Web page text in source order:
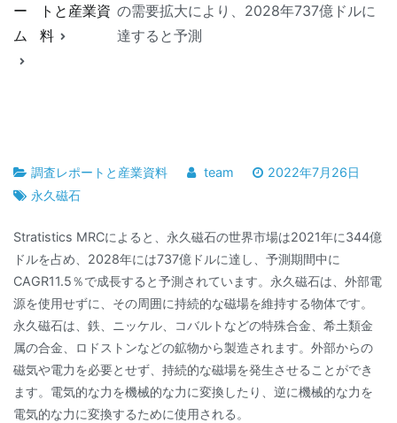
ー
ム
トと産業資
料
の需要拡大により、2028年737億ドルに
達すると予測
調査レポートと産業資料 team
2022年7月26日
永久磁石
Stratistics MRCによると、永久磁石の世界市場は2021年に344億
ドルを占め、2028年には737億ドルに達し、予測期間中に
CAGR11.5％で成長すると予測されています。永久磁石は、外部電
源を使用せずに、その周囲に持続的な磁場を維持する物体です。
永久磁石は、鉄、ニッケル、コバルトなどの特殊合金、希土類金
属の合金、ロドストンなどの鉱物から製造されます。外部からの
磁気や電力を必要とせず、持続的な磁場を発生させることができ
ます。電気的な力を機械的な力に変換したり、逆に機械的な力を
電気的な力に変換するために使用される。